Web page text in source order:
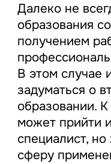
Далеко не
образования
получением
В этом случае
задуматься о
образовании.
может прийти
специалист,
сферу